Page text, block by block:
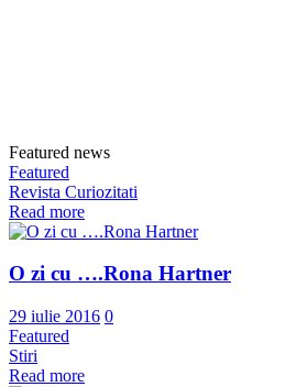
Featured news
Featured
Revista Curiozitati
Read more
O zi cu ….Rona Hartner
29 iulie 2016 0
Featured
Stiri
Read more